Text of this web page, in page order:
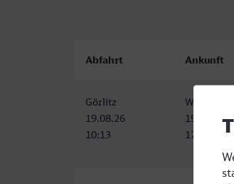
Abfahrt Ankunft
Görlitz
19.08.26
10:13
Witten Hbf
19.08.26
17:46